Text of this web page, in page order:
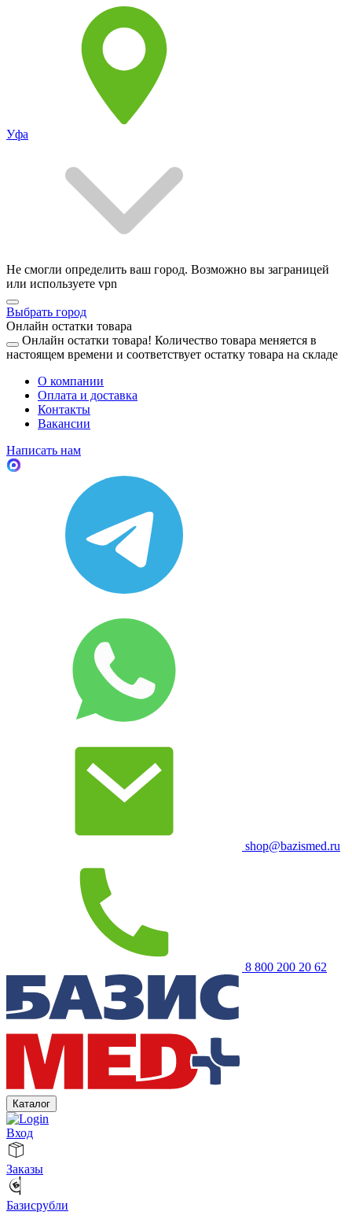
Уфа
Не смогли определить ваш город. Возможно вы заграницей
или используете vpn
Выбрать город
Онлайн остатки товара
Онлайн остатки товара! Количество товара меняется в
настоящем времени и соответствует остатку товара на складе
О компании
Оплата и доставка
Контакты
Вакансии
Написать нам
shop@bazismed.ru
8 800 200 20 62
Каталог
Вход
Заказы
Базисрубли